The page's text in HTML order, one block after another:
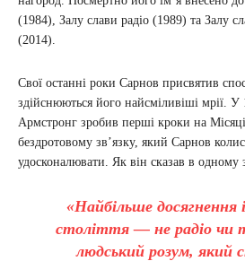
(1984), Залу слави радіо (1989) та Залу
(2014).
Свої останні роки Сарнов присвятив
здійснюються його найсміливіші мрії. У
Армстронг зробив перші кроки на
бездротовому зв’язку, який Сарнов
удосконалювати. Як він сказав в одному
«Найбільше досягнення
століття — не радіо чи
людський розум, який